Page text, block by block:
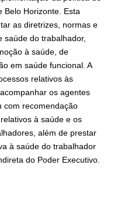
Belo Horizonte. Esta
as diretrizes, normas e
saúde do trabalhador,
à saúde, de
em saúde funcional. A
relativos às
os agentes
com recomendação
à saúde e os
além de prestar
à saúde do trabalhador
do Poder Executivo.